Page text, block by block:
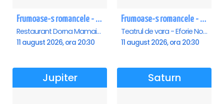
Frumoase-s romancele - Mamaia
Restaurant Dorna Mamaia, Mamaia
11 august 2026, ora 20:30
Frumoase-s romancele - Eforie Nord
Teatrul de vara - Eforie Nord, Eforie-Nord
11 august 2026, ora 20:30
Jupiter Saturn